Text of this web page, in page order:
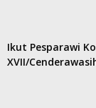
Ikut Pesparawi
XVII/